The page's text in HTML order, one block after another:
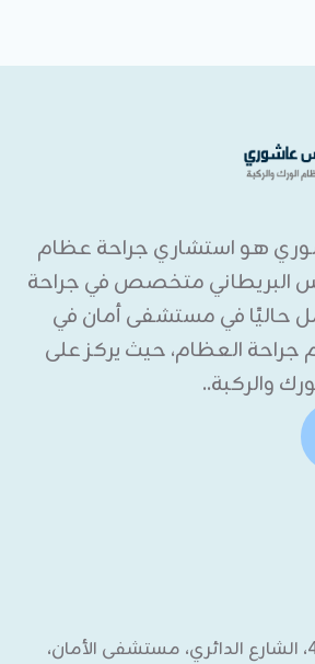
هو استشاري جراحة عظام
البريطاني متخصص في جراحة
حاليًا في مستشفى أمان في
العظام، حيث يركز على
والركبة..
قطر , المنطقة 47، الشارع الدائري، مستشفى الأمان،